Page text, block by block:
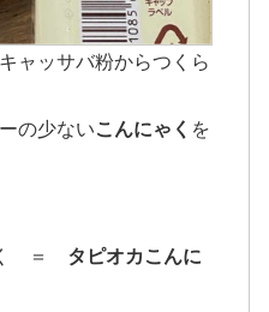
ャッサバ粉からつくら
の少ないこんにゃく を
＝ タピオカこんに